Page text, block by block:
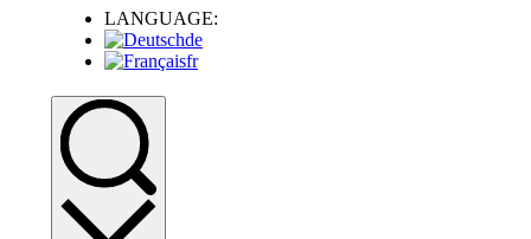
LANGUAGE:
de
fr